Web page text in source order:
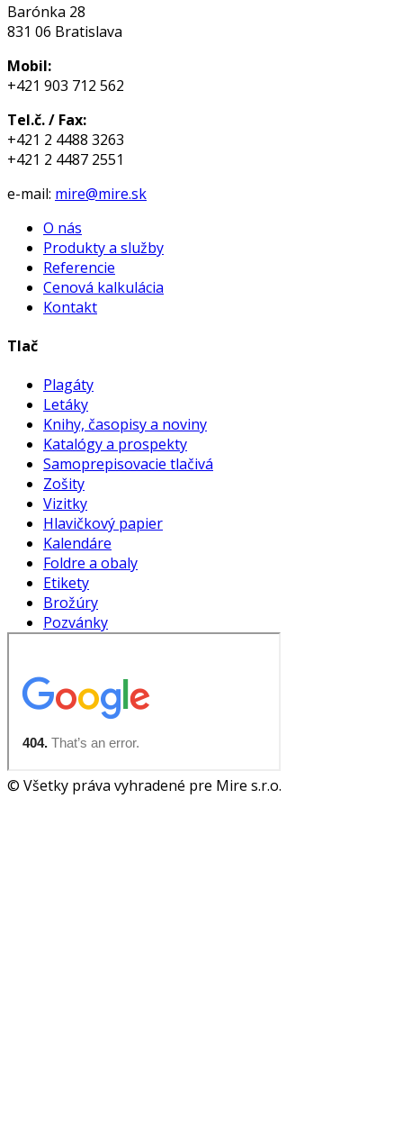
Barónka 28
831 06 Bratislava
Mobil:
+421 903 712 562
Tel.č. / Fax:
+421 2 4488 3263
+421 2 4487 2551
e-mail: mire@mire.sk
O nás
Produkty a služby
Referencie
Cenová kalkulácia
Kontakt
Tlač
Plagáty
Letáky
Knihy, časopisy a noviny
Katalógy a prospekty
Samoprepisovacie tlačivá
Zošity
Vizitky
Hlavičkový papier
Kalendáre
Foldre a obaly
Etikety
Brožúry
Pozvánky
© Všetky práva vyhradené pre Mire s.r.o.